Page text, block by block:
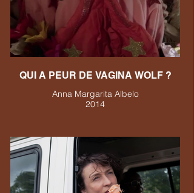
QUI A PEUR DE VAGINA WOLF ?
Anna Margarita Albelo
2014